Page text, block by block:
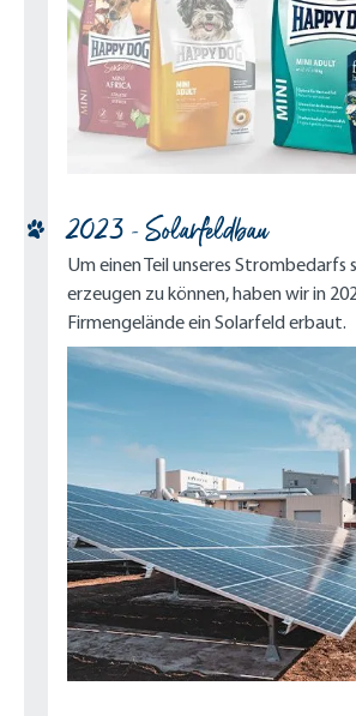
2023 - Solarfeldbau
Um einen Teil unseres
erzeugen zu können, haben wir in
Firmengelände ein Solarfeld erbaut.